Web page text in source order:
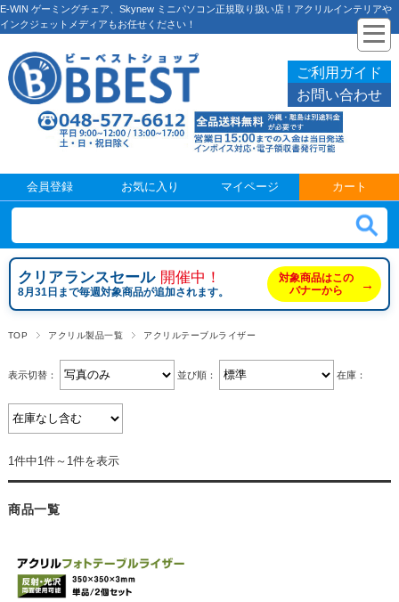
E-WIN ゲーミングチェア、Skynew ミニパソコン正規取り扱い店！アクリルインテリアや
インクジェットメディアもお任せください！
ご利用ガイド
お問い合わせ
会員登録 お気に入り マイページ カート
クリアランスセール 開催中！
8月31日まで毎週対象商品が追加されます。
対象商品はこの
バナーから
→
TOP アクリル製品一覧 アクリルテーブルライザー
表示切替： 並び順： 在庫：
1件中1件～1件を表示
商品一覧